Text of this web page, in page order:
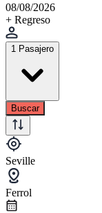
08/08/2026
+ Regreso
1 Pasajero
Buscar
Seville
Ferrol